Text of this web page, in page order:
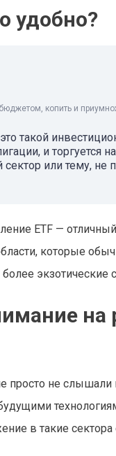
удобно?
копить и
такой
и торгуется
или тему,
ETF —
которые
экзотические
просто не
в такие